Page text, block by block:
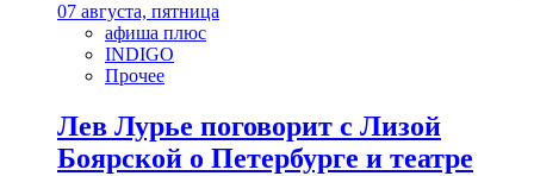
07 августа, пятница
афиша плюс
INDIGO
Прочее
Лев Лурье поговорит с Лизой
Боярской о Петербурге и театре